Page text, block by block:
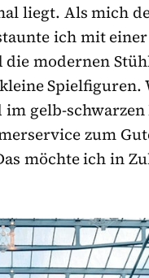
liegt. Als mich
ich mit
modernen
gelb-
zum
möchte ich in